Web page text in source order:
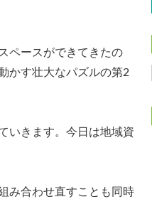
ペースができてきたの
かす壮大なパズルの第2
いきます。今日は地域資
み合わせ直すことも同時